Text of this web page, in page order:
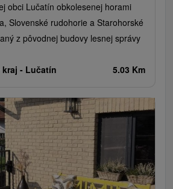
obci Lučatín obkolesenej horami
Slovenské rudohorie a Starohorské
z pôvodnej budovy lesnej správy
- Lučatín 5.03 Km